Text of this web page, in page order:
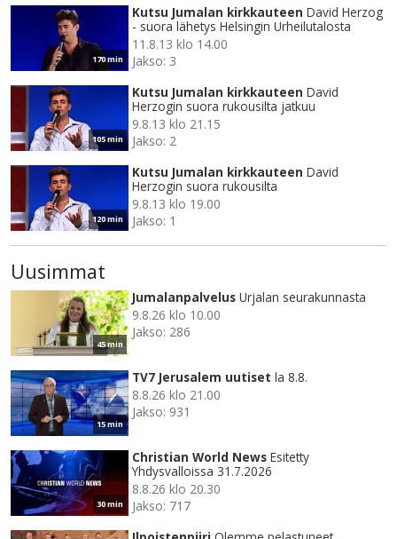
170 min
Kutsu Jumalan kirkkauteen David Herzog
- suora lähetys Helsingin Urheilutalosta
11.8.13 klo 14.00
Jakso: 3
105 min
Kutsu Jumalan kirkkauteen David
Herzogin suora rukousilta jatkuu
9.8.13 klo 21.15
Jakso: 2
120 min
Kutsu Jumalan kirkkauteen David
Herzogin suora rukousilta
9.8.13 klo 19.00
Jakso: 1
Uusimmat
45 min
Jumalanpalvelus Urjalan seurakunnasta
9.8.26 klo 10.00
Jakso: 286
15 min
TV7 Jerusalem uutiset la 8.8.
8.8.26 klo 21.00
Jakso: 931
30 min
Christian World News Esitetty
Yhdysvalloissa 31.7.2026
8.8.26 klo 20.30
Jakso: 717